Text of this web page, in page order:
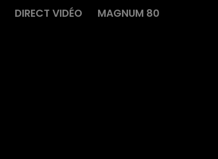
DIRECT VIDÉO
MAGNUM 80